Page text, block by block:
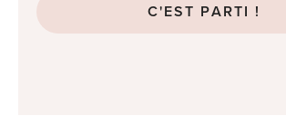
C'EST PARTI !